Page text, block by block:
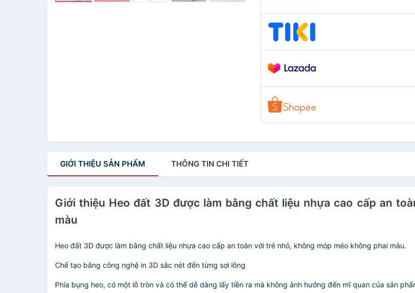
GIỚI THIỆU SẢN PHẨM THÔNG TIN CHI TIẾT
Giới thiệu Heo đất 3D được làm bằng chất liệu nhựa cao cấp an
màu
Heo đất 3D được làm bằng chất liệu nhựa cao cấp an toàn với trẻ nhỏ, không móp méo không phai màu.
Chế tạo bằng công nghệ in 3D sắc nét đến từng sợi lông
Phía bụng heo, có một lỗ tròn và có thể dễ dàng lấy tiền ra mà không ảnh hưởng đến mĩ quan của sản